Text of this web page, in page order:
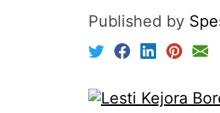
Published by